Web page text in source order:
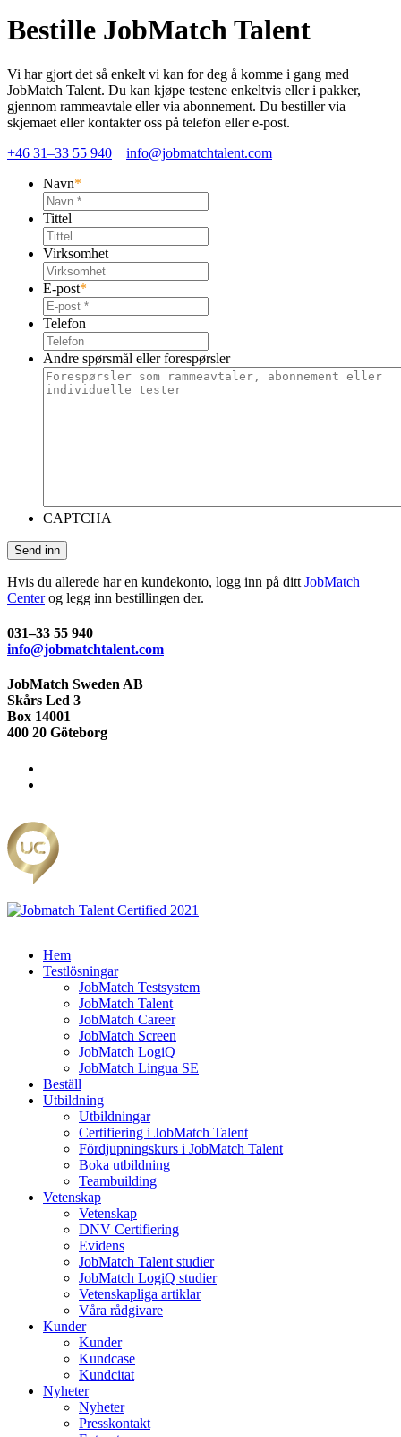
Bestille JobMatch Talent
Vi har gjort det så enkelt vi kan for deg å komme i gang med
JobMatch Talent. Du kan kjøpe testene enkeltvis eller i pakker,
gjennom rammeavtale eller via abonnement. Du bestiller via
skjemaet eller kontakter oss på telefon eller e-post.
+46 31–33 55 940
info@jobmatchtalent.com
Navn*
Tittel
Virksomhet
E-post*
Telefon
Andre spørsmål eller forespørsler
CAPTCHA
Send inn
Hvis du allerede har en kundekonto, logg inn på ditt JobMatch
Centerog legg inn bestillingen der.
031–33 55 940
info@jobmatchtalent.com
JobMatch Sweden AB
Skårs Led 3
Box 14001
400 20 Göteborg
Hem
Testlösningar
JobMatch Testsystem
JobMatch Talent
JobMatch Career
JobMatch Screen
JobMatch LogiQ
JobMatch Lingua SE
Beställ
Utbildning
Utbildningar
Certifiering i JobMatch Talent
Fördjupningskurs i JobMatch Talent
Boka utbildning
Teambuilding
Vetenskap
Vetenskap
DNV Certifiering
Evidens
JobMatch Talent studier
JobMatch LogiQ studier
Vetenskapliga artiklar
Våra rådgivare
Kunder
Kunder
Kundcase
Kundcitat
Nyheter
Nyheter
Presskontakt